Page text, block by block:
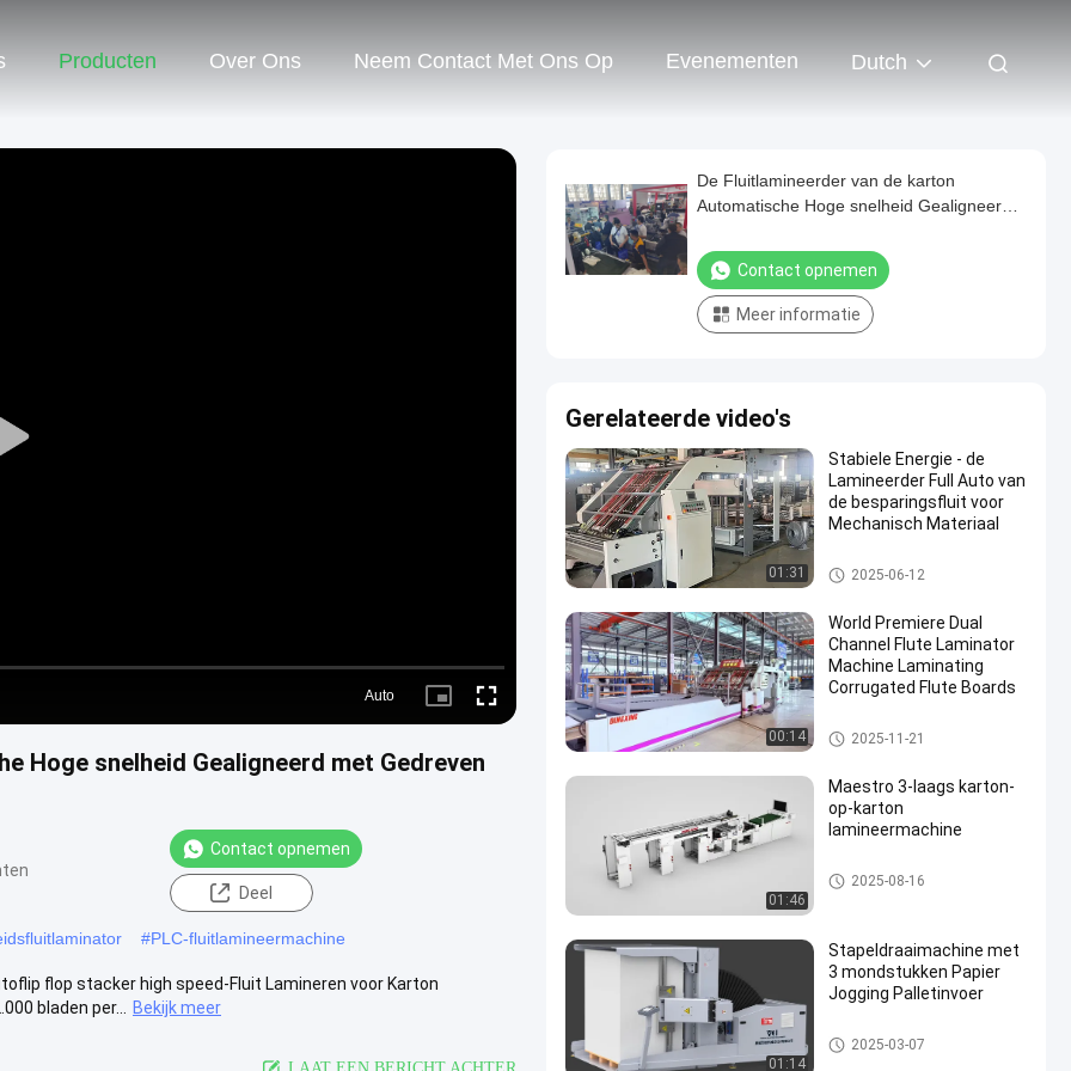
Producten Over Ons Neem Contact Met Ons Op Evenementen Dutch
Play
Auto
Picture- Fullscreen
Hoge snelheid Gealigneerd met Gedreven
Contact opnemen
Deel
#PLC-fluitlamineermachine
flop stacker high speed-Fluit Lamineren voor Karton
bladen per...
Bekijk meer
LAAT EEN BERICHT ACHTER
De Fluitlamineerder van de karton
Automatische Hoge snelheid Gealigneerd
Contact opnemen
Meer informatie
Gerelateerde video's
01:31
Stabiele Energie - de
Lamineerder Full Auto van
de besparingsfluit voor
Mechanisch Materiaal
High Speed ​​Fluit Laminator
2025-06-12
00:14
World Premiere Dual
Channel Flute Laminator
Machine Laminating
Corrugated Flute Boards
De Machine van de fluitlamine
erder
2025-11-21
01:46
Maestro 3-laags karton-
op-karton
lamineermachine
Kartonlamineerder
2025-08-16
01:14
Stapeldraaimachine met
3 mondstukken Papier
Jogging Palletinvoer
Stapel Turner Machine
2025-03-07